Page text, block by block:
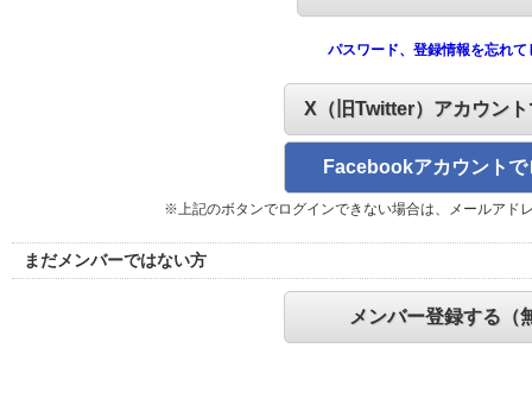
パスワード、登録情報を忘れて
X（旧Twitter）アカウン
Facebookアカウントで
※上記のボタンでログインできない場合は、メールアド
まだメンバーではない方
メンバー登録する（